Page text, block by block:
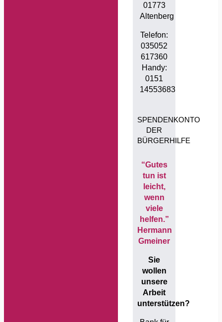
01773
Altenberg
Telefon:
035052
617360
Handy:
0151
14553683
SPENDENKONTO
DER
BÜRGERHILFE
“Gutes
tun ist
leicht,
wenn
viele
helfen.”
Hermann
Gmeiner
Sie
wollen
unsere
Arbeit
unterstützen?